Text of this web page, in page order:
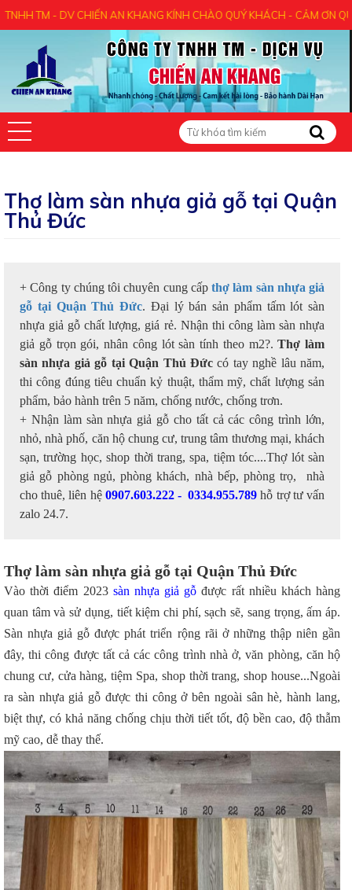
AN KHANG KÍNH CHÀO QUÝ KHÁCH - CẢM ƠN QUÝ KHÁCH ĐÃ
Thợ làm sàn nhựa giả gỗ tại Quận
Thủ Đức
+ Công ty chúng tôi chuyên cung cấp thợ làm sàn nhựa giả
gỗ tại Quận Thủ Đức. Đại lý bán sản phẩm tấm lót sàn
nhựa giả gỗ chất lượng, giá rẻ. Nhận thi công làm sàn nhựa
giả gỗ trọn gói, nhân công lót sàn tính theo m2?.Thợ làm
sàn nhựa giả gỗ tại Quận Thủ Đứccó tay nghề lâu năm,
thi công đúng tiêu chuẩn kỷ thuật, thẩm mỹ, chất lượng sản
phẩm, bảo hành trên 5 năm, chống nước, chống trơn.
+ Nhận làm sàn nhựa giả gỗ cho tất cả các công trình lớn,
nhỏ, nhà phố, căn hộ chung cư, trung tâm thương mại, khách
sạn, trường học, shop thời trang, spa, tiệm tóc....Thợ lót sàn
giả gỗ phòng ngủ, phòng khách, nhà bếp, phòng trọ, nhà
cho thuê, liên hệ0907.603.222 - 0334.955.789 hỗ trợ tư vấn
zalo 24.7.
Thợ làm sàn nhựa giả gỗ tại Quận Thủ Đức
Vào thời điểm 2023 sàn nhựa giả gỗđược rất nhiều khách hàng
quan tâm và sử dụng, tiết kiệm chi phí, sạch sẽ, sang trọng, ấm áp.
Sàn nhựa giả gỗ được phát triển rộng rãi ở những thập niên gần
đây, thi công được tất cả các công trình nhà ở, văn phòng, căn hộ
chung cư, cửa hàng, tiệm Spa, shop thời trang, shop house...Ngoài
ra sàn nhựa giả gỗ được thi công ở bên ngoài sân hè, hành lang,
biệt thự, có khả năng chống chịu thời tiết tốt, độ bền cao, độ thẫm
mỹ cao, dễ thay thế.